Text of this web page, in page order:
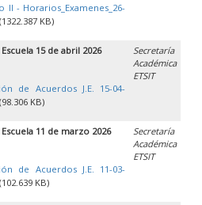
II - Horarios_Examenes_26-
(1322.387 KB)
15 de abril 2026
de Acuerdos J.E. 15-04-
(98.306 KB)
Secretaría
Académica
ETSIT
11 de marzo 2026
de Acuerdos J.E. 11-03-
(102.639 KB)
Secretaría
Académica
ETSIT